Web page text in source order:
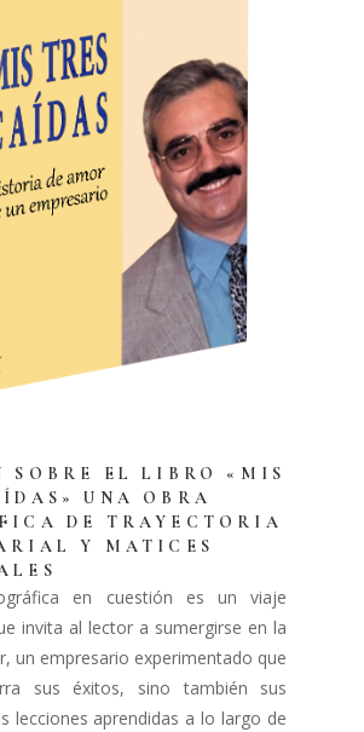
SOBRE EL LIBRO «MIS
UNA OBRA
DE TRAYECTORIA
Y MATICES
en cuestión es un viaje
invita al lector a sumergirse en la
un empresario experimentado que
sus éxitos, sino también sus
lecciones aprendidas a lo largo de